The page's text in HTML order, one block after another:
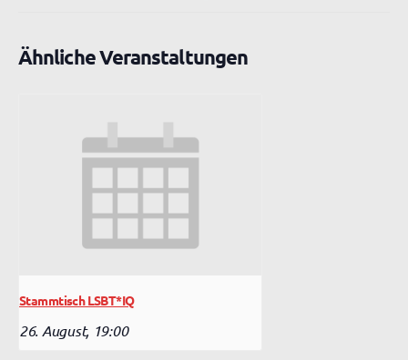
Ähnliche Veranstaltungen
Stammtisch LSBT*IQ
26. August, 19:00